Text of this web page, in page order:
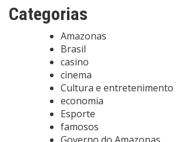
Categorias
Amazonas
Brasil
casino
cinema
Cultura e entretenimento
economia
Esporte
famosos